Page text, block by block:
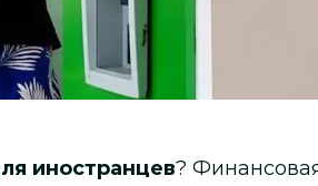
иностранцев?